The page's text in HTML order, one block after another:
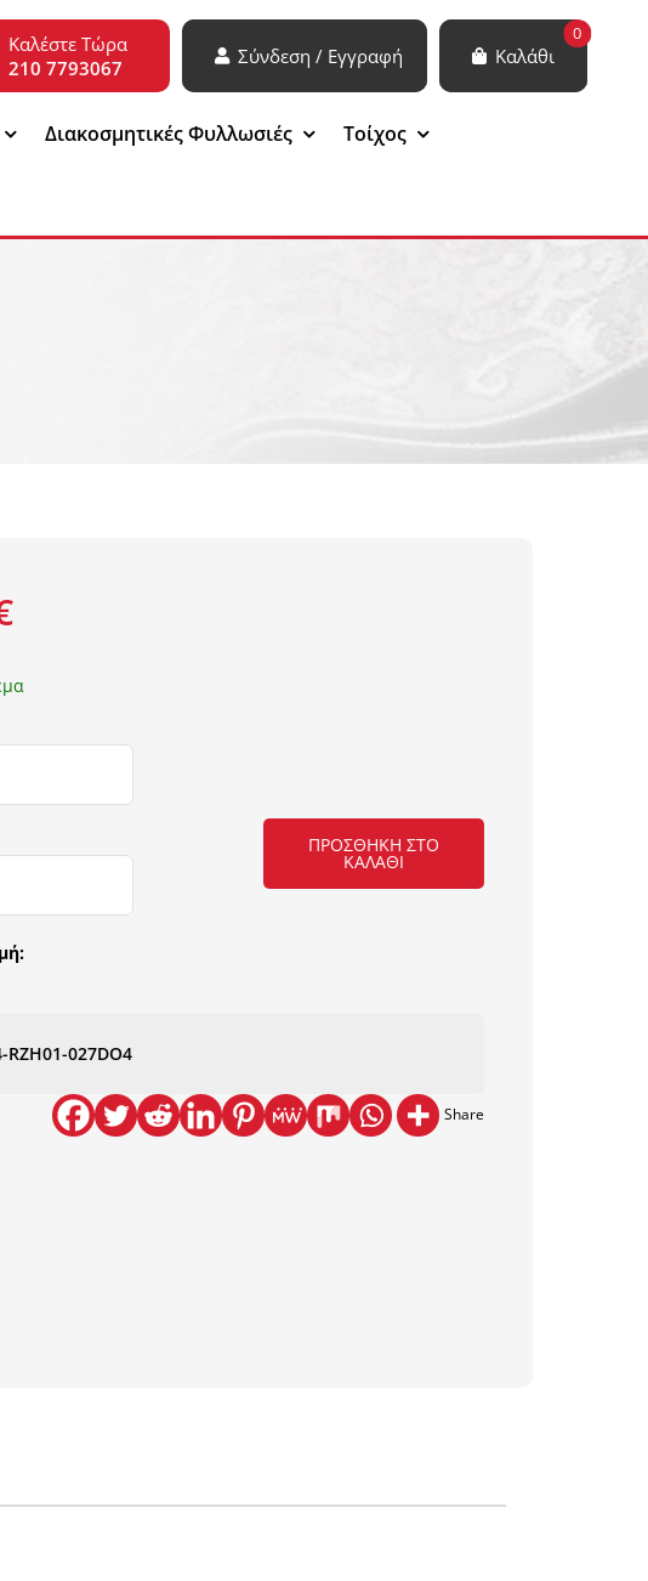
Καλέστε Τώρα
210 7793067
Σύνδεση / Εγγραφή Καλάθι
0
Διακοσμητικές Φυλλωσιές Τοίχος
ΠΡΟΣΘΉΚΗ ΣΤΟ
ΚΑΛΆΘΙ
RZH01-027DO4
Share